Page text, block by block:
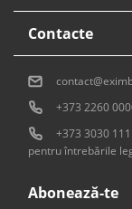
Abonează-te
Contacte
+373 2260
+373 3030
pentru întrebările